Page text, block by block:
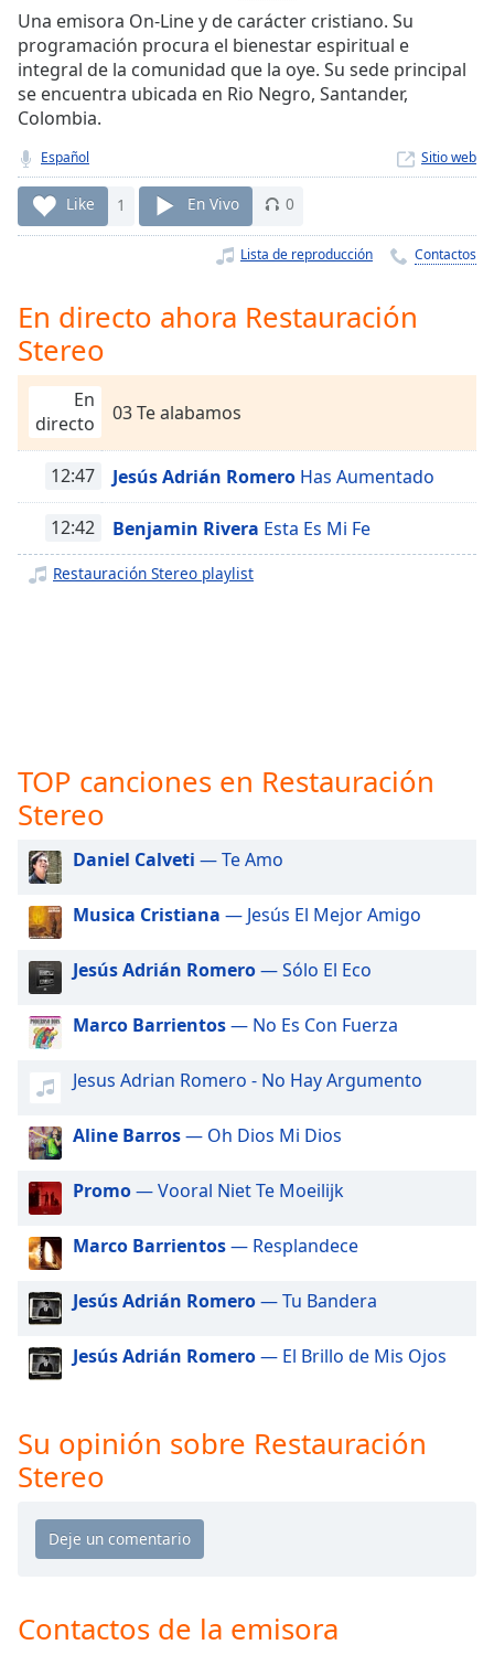
0.00%
Stream
TypeLIVE
Seek to
live,
currently
behind
live LIVE
Remaining
Time-
Playback
Rate
Chapters
Descriptions
off,
Subtitles
subtitles
off
selected
Audio
Track
Picture-
in-
Picture
Fullscreen
modal
Beginning
dialog
Escape
cancel
and
close
Text
Color
Opacity
Background
Una emisora On-Line y de carácter cristiano. Su
programación procura el bienestar espiritual e
integral de la comunidad que la oye. Su sede principal
se encuentra ubicada en Rio Negro, Santander,
Colombia.
Español Sitio web
Like 1 En Vivo 0
Lista de reproducción Contactos
En directo ahora Restauración
Stereo
En
directo
03 Te alabamos
12:47 Jesús Adrián Romero Has Aumentado
12:42 Benjamin Rivera Esta Es Mi Fe
Restauración Stereo playlist
TOP canciones en Restauración
Stereo
Daniel Calveti — Te Amo
Musica Cristiana — Jesús El Mejor Amigo
Jesús Adrián Romero— Sólo El Eco
Marco Barrientos— No Es Con Fuerza
Jesus Adrian Romero - No Hay Argumento
Aline Barros— Oh Dios Mi Dios
Promo— Vooral Niet Te Moeilijk
Marco Barrientos— Resplandece
Jesús Adrián Romero— Tu Bandera
Jesús Adrián Romero— El Brillo de Mis Ojos
Su opinión sobre Restauración
Stereo
Contactos de la emisora